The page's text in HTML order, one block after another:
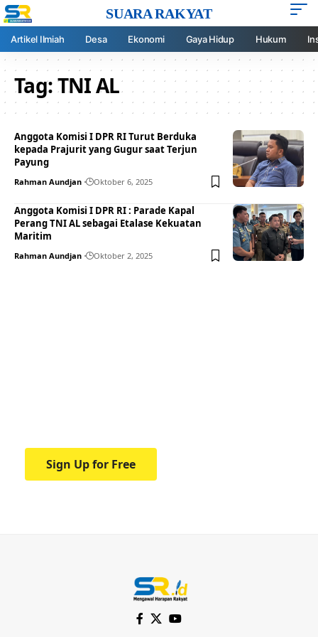
SUARA RAKYAT
Artikel Ilmiah Desa Ekonomi Gaya Hidup Hukum
Tag:TNI AL
Anggota Komisi I DPR RI Turut Berduka
kepada Prajurit yang Gugur saat Terjun
Payung
Rahman Aundjan Oktober 6, 2025
Anggota Komisi I DPR RI : Parade Kapal
Perang TNI AL sebagai Etalase Kekuatan
Maritim
Rahman Aundjan Oktober 2, 2025
Sign Up for Free